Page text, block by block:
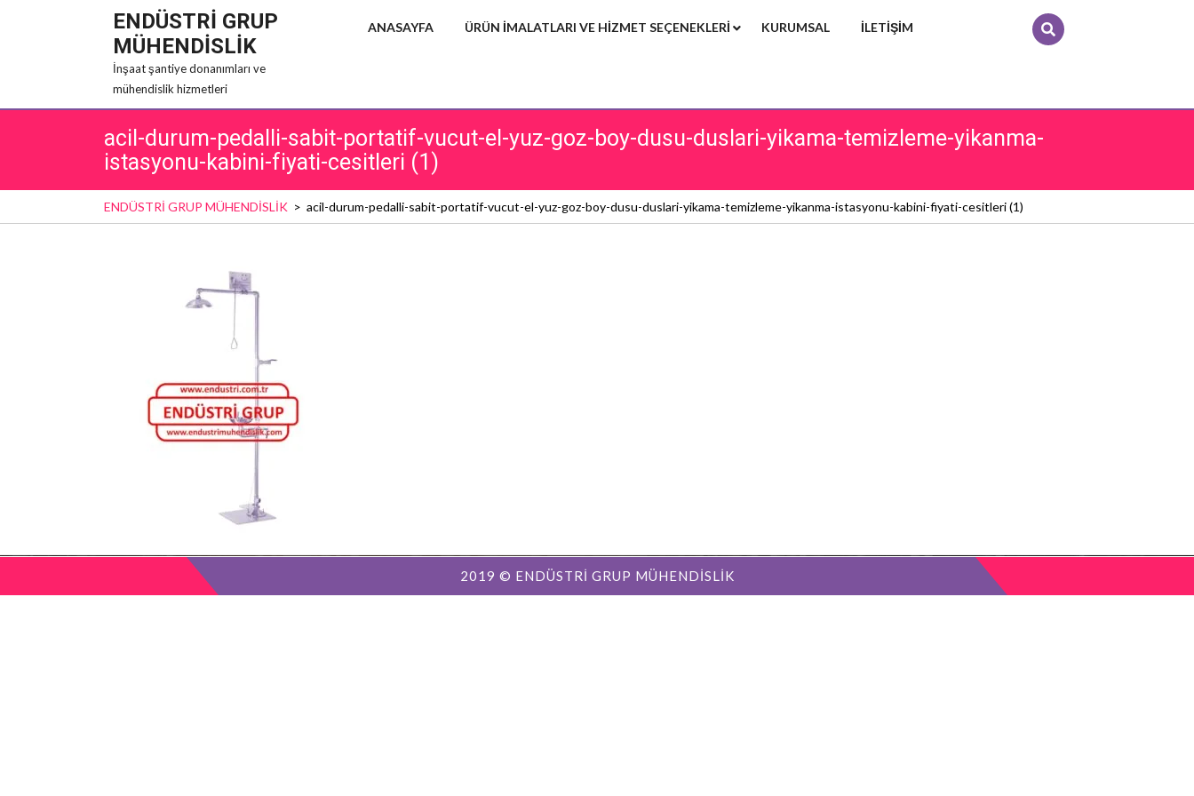
ENDÜSTRİ GRUP
MÜHENDİSLİK
İnşaat şantiye donanımları ve
mühendislik hizmetleri
ANASAYFA ÜRÜN IMALATLARI VE HIZMET SEÇENEKLERI KURUMSAL İLETIŞIM
acil-durum-pedalli-sabit-portatif-vucut-el-yuz-goz-boy-dusu-duslari-yikama-temizleme-yikanma-
istasyonu-kabini-fiyati-cesitleri (1)
ENDÜSTRİ GRUP MÜHENDİSLİK > acil-durum-pedalli-sabit-portatif-vucut-el-yuz-goz-boy-dusu-duslari-yikama-temizleme-yikanma-istasyonu-kabini-fiyati-cesitleri (1)
2019 © ENDÜSTRİ GRUP MÜHENDİSLİK